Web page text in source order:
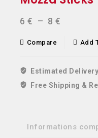
6 € – 8 €
Compare Add
Estimated
Free Shipping &
Informations